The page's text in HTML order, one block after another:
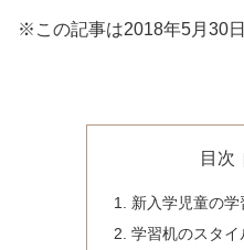
※この記事は2018年5月30
目次
新入学児童の
学習机のスタイ